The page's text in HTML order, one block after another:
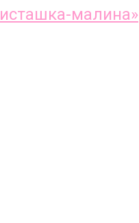
малина»